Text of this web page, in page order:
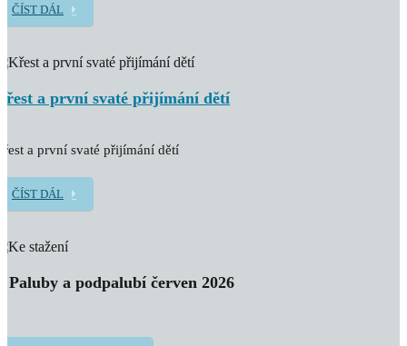
ČÍST DÁL
a první svaté přijímání dětí
a první svaté přijímání dětí
ČÍST DÁL
Paluby a podpalubí červen 2026